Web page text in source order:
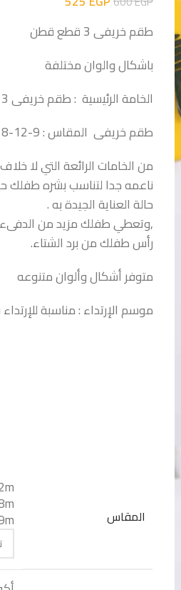
طقم خريفى 3 قطع قطن
باشكال والوان مختلفة
الخامة الرئيسية : طقم خريفى 3 قطع قطن
طقم خريفى المقاس : 9-12-18 شهر
من الخامات الرائعة التي لا
ناعمه جدا لتناسب بشره طفلك
حالة العناية الجيدة به .
,وتعطي طفلك مزيد من
رأس طفلك من برد الشتاء.
متوفر أشكال وألوان متنوعه
موسم الإرتداء : مناسبة
المقاس